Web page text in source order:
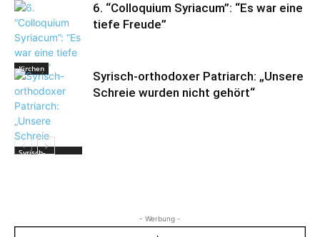
Kirchen
6. “Colloquium Syriacum”: “Es war eine
tiefe Freude”
Syrisch-
Syrisch-orthodoxer Patriarch: „Unsere
Schreie wurden nicht gehört“
- Werbung -